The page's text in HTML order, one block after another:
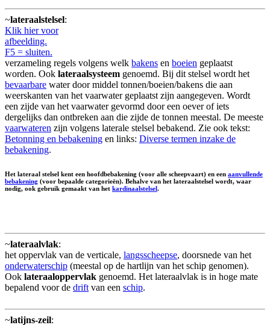
~lateraalstelsel:
Klik hier voor
afbeelding.
F5 = sluiten.
verzameling regels volgens welk bakens en boeien geplaatst
worden. Ook lateraalsysteem genoemd. Bij dit stelsel wordt het
bevaarbare water door middel tonnen/boeien/bakens die aan
weerskanten van het vaarwater geplaatst zijn aangegeven. Wordt
een zijde van het vaarwater gevormd door een oever of iets
dergelijks dan ontbreken aan die zijde de tonnen meestal. De meeste
vaarwateren zijn volgens laterale stelsel bebakend. Zie ook tekst:
Betonning en bebakening en links: Diverse termen inzake de
bebakening.
Het lateraal stelsel kent een hoofdbebakening (voor alle scheepvaart) en een aanvullende
bebakening (voor bepaalde categorieën). Behalve van het lateraalstelsel wordt, waar
nodig, ook gebruik gemaakt van het kardinaalstelsel.
~lateraalvlak:
het oppervlak van de verticale, langsscheepse, doorsnede van het
onderwaterschip (meestal op de hartlijn van het schip genomen).
Ook lateraaloppervlak genoemd. Het lateraalvlak is in hoge mate
bepalend voor de driftvan een schip.
~latijns-zeil: